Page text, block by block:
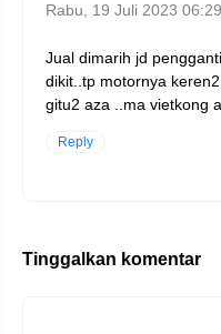
Rabu, 19 Juli 2023
Jual dimarih jd
dikit..tp motornya
gitu2 aza ..ma vietkong
Reply
Tinggalkan komentar